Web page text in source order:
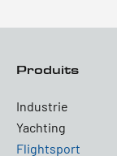
Produits
Industrie
Yachting
Flightsport